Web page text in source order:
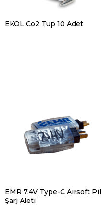
EKOL Co2 Tüp 10 Adet
EMR 7.4V Type-C Airsoft Pil
Şarj Aleti